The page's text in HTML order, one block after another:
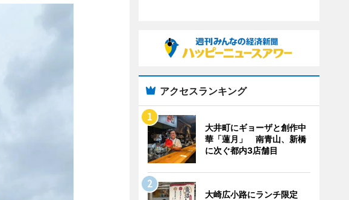
アクセスランキング
大井町にギョーザと創作中
華「蓮月」 南青山、新橋
に次ぐ都内3店舗目
大崎広小路にランチ限定